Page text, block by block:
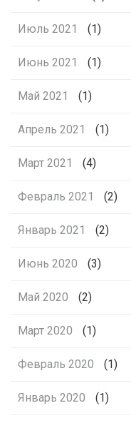
Июль 2021 (1)
Июнь 2021 (1)
Май 2021 (1)
Апрель 2021 (1)
Март 2021 (4)
Февраль 2021 (2)
Январь 2021 (2)
Июнь 2020 (3)
Май 2020 (2)
Март 2020 (1)
Февраль 2020 (1)
Январь 2020 (1)